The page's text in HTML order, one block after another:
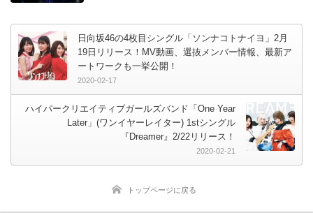
日向坂46の4枚目シングル「ソンナコトナイヨ」2月
19日リリース！MV動画、選抜メンバー情報、最新ア
ートワークも一挙公開！
2020-02-17
ハイパークリエイティブガールズバンド「One Year
Later」(ワンイヤーレイター) 1stシングル
『Dreamer』2/22リリース！
2020-02-21
トップページに戻る